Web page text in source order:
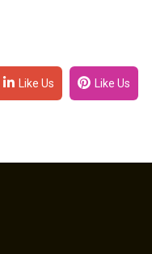
Like Us Like Us